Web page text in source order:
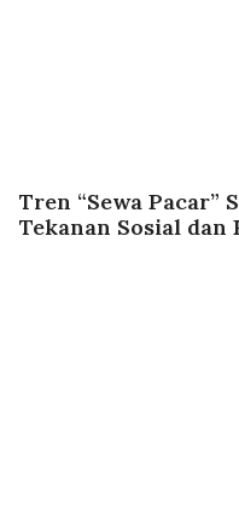
Tren “Sewa Pacar”
Tekanan Sosial dan